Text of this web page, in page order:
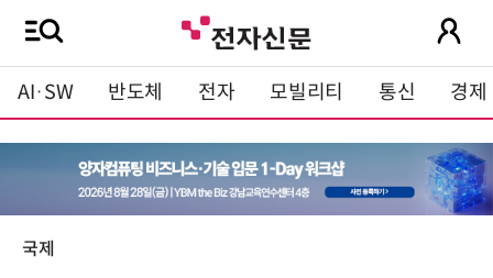
AI·SW 반도체 전자 모빌리티 통신 경제
국제